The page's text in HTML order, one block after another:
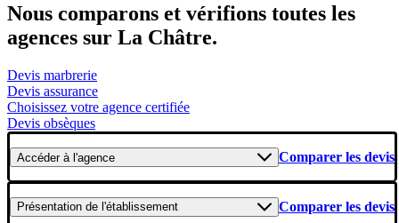
Nous comparons et vérifions toutes les
agences sur La Châtre.
Devis marbrerie
Devis assurance
Choisissez votre agence certifiée
Devis obsèques
Accéderà l'agence Comparer les devis
Présentation de l'établissement Comparer les devis